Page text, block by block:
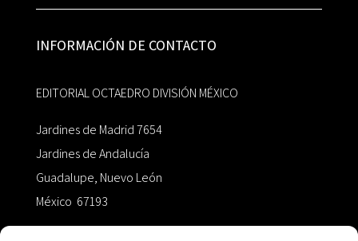
INFORMACIÓN DE CONTACTO
EDITORIAL OCTAEDRO DIVISIÓN MÉXICO
Jardines de Madrid 7654
Jardines de Andalucía
Guadalupe, Nuevo León
México 67193